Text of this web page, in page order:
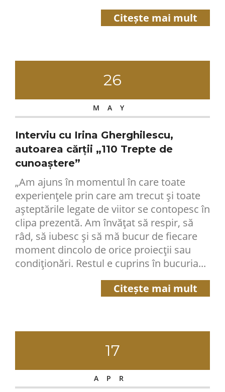
Citește mai mult
26
MAY
Interviu cu Irina Gherghilescu,
autoarea cărții „110 Trepte de
cunoaștere”
„Am ajuns în momentul în care toate
experienţele prin care am trecut şi toate
aşteptările legate de viitor se contopesc în
clipa prezentă. Am învăţat să respir, să
râd, să iubesc şi să mă bucur de fiecare
moment dincolo de orice proiecţii sau
condiţionări. Restul e cuprins în bucuria...
Citește mai mult
17
APR